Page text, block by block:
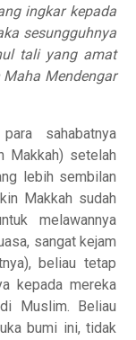
ingkar kepada
sesungguhnya
tali yang amat
Mendengar
sahabatnya
Makkah) setelah
lebih sembilan
Makkah sudah
melawannya
sangat kejam
beliau tetap
kepada mereka
Muslim. Beliau
bumi ini, tidak